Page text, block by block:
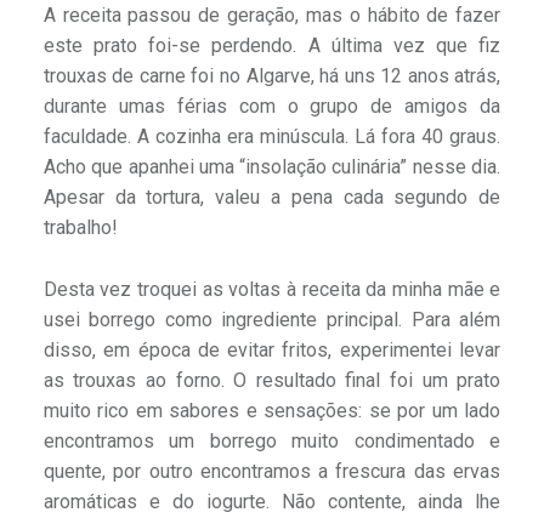
A receita passou de geração, mas o hábito de fazer
este prato foi-se perdendo. A última vez que fiz
trouxas de carne foi no Algarve, há uns 12 anos atrás,
durante umas férias com o grupo de amigos da
faculdade. A cozinha era minúscula. Lá fora 40 graus.
Acho que apanhei uma “insolação culinária” nesse dia.
Apesar da tortura, valeu a pena cada segundo de
trabalho!
Desta vez troquei as voltas à receita da minha mãe e
usei borrego como ingrediente principal. Para além
disso, em época de evitar fritos, experimentei levar
as trouxas ao forno. O resultado final foi um prato
muito rico em sabores e sensações: se por um lado
encontramos um borrego muito condimentado e
quente, por outro encontramos a frescura das ervas
aromáticas e do iogurte. Não contente, ainda lhe